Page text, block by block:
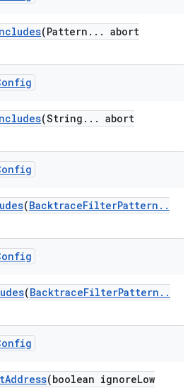
(Pattern . . . abort
(String . . . abort
(BacktraceFilterPattern . .
(BacktraceFilterPattern . .
Address(boolean ignoreLow